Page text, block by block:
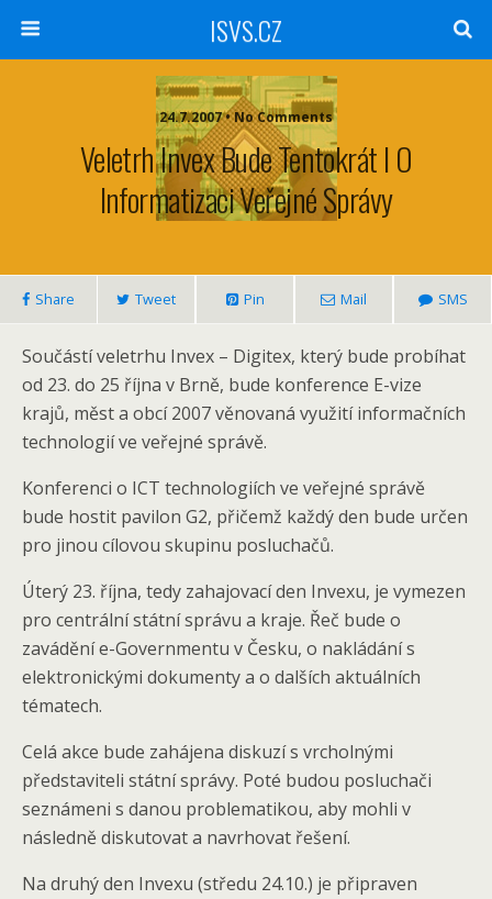
ISVS.CZ
24.7.2007 • No Comments
Veletrh Invex Bude Tentokrát I O
Informatizaci Veřejné Správy
Share Tweet Pin Mail SMS
Součástí veletrhu Invex – Digitex, který bude probíhat
od 23. do 25 října v Brně, bude konference E-vize
krajů, měst a obcí 2007 věnovaná využití informačních
technologií ve veřejné správě.
Konferenci o ICT technologiích ve veřejné správě
bude hostit pavilon G2, přičemž každý den bude určen
pro jinou cílovou skupinu posluchačů.
Úterý 23. října, tedy zahajovací den Invexu, je vymezen
pro centrální státní správu a kraje. Řeč bude o
zavádění e-Governmentu v Česku, o nakládání s
elektronickými dokumenty a o dalších aktuálních
tématech.
Celá akce bude zahájena diskuzí s vrcholnými
představiteli státní správy. Poté budou posluchači
seznámeni s danou problematikou, aby mohli v
následně diskutovat a navrhovat řešení.
Na druhý den Invexu (středu 24.10.) je připraven